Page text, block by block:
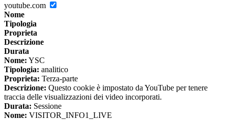
youtube.com
Nome
Tipologia
Proprieta
Descrizione
Durata
Nome: YSC
Tipologia: analitico
Proprieta: Terza-parte
Descrizione: Questo cookie è impostato da YouTube per tenere
traccia delle visualizzazioni dei video incorporati.
Durata: Sessione
Nome: VISITOR_INFO1_LIVE